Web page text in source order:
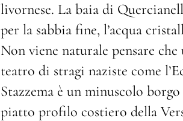
livornese. La baia di
per la sabbia fine, l’acqua
Non viene naturale pensare
teatro di stragi naziste come
Stazzema è un minuscolo
piatto profilo costiero della